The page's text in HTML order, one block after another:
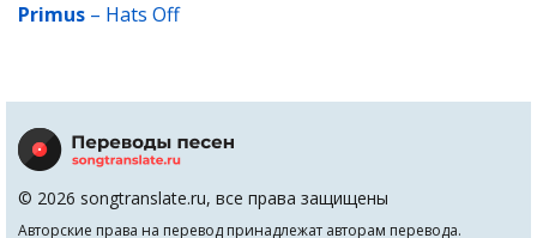
Primus – Hats Off
© 2026 songtranslate.ru, все права защищены
Авторские права на перевод принадлежат авторам перевода.